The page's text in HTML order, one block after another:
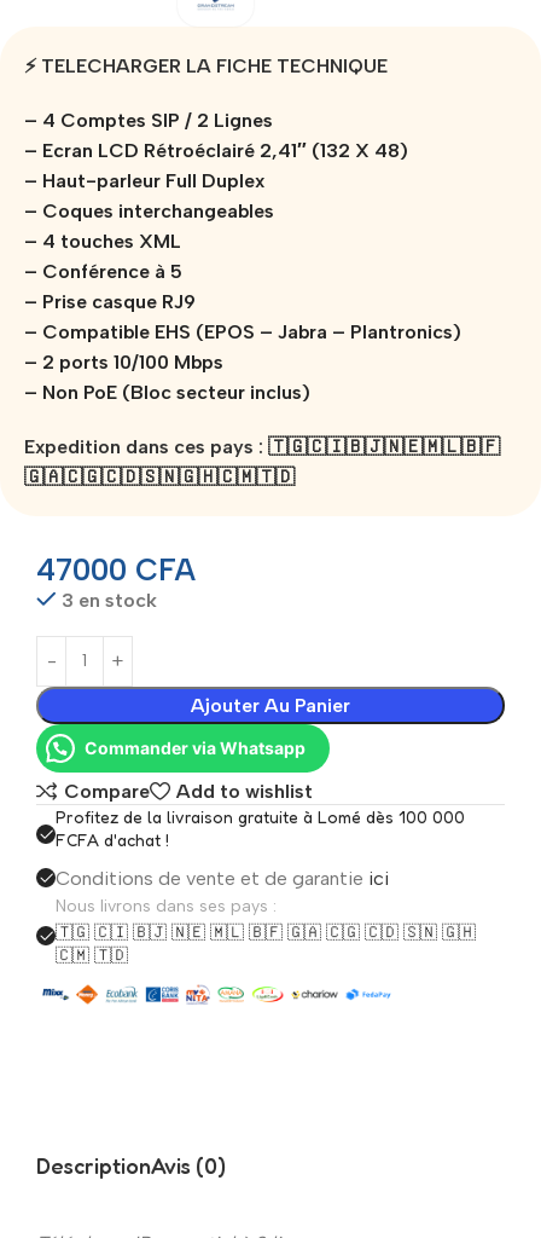
⚡ TELECHARGER LA FICHE TECHNIQUE
– 4 Comptes SIP / 2 Lignes
– Ecran LCD Rétroéclairé 2,41″ (132 X 48)
– Haut-parleur Full Duplex
– Coques interchangeables
– 4 touches XML
– Conférence à 5
– Prise casque RJ9
– Compatible EHS (EPOS – Jabra – Plantronics)
– 2 ports 10/100 Mbps
– Non PoE (Bloc secteur inclus)
Expedition dans ces pays : 🇹🇬🇨🇮🇧🇯🇳🇪🇲🇱🇧🇫
🇬🇦🇨🇬🇨🇩🇸🇳🇬🇭🇨🇲🇹🇩
47000 CFA
3 en stock
Ajouter Au Panier
Commander via Whatsapp
Compare Add to wishlist
Profitez de la livraison gratuite à Lomé dès 100 000
FCFA d'achat !
Conditions de vente et de garantie ici
Nous livrons dans ses pays :
🇹🇬 🇨🇮 🇧🇯 🇳🇪 🇲🇱 🇧🇫 🇬🇦 🇨🇬 🇨🇩 🇸🇳 🇬🇭
🇨🇲 🇹🇩
DescriptionAvis (0)